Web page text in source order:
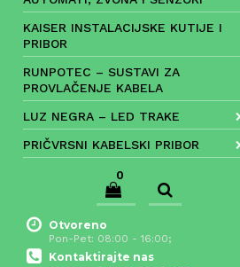
KAISER INSTALACIJSKE KUTIJE I
PRIBOR
RUNPOTEC – SUSTAVI ZA
PROVLAČENJE KABELA
LUZ NEGRA – LED TRAKE
PRIČVRSNI KABELSKI PRIBOR
0
Otvoreno
Pon-Pet: 08:00 - 16:00;
Kontaktirajte nas